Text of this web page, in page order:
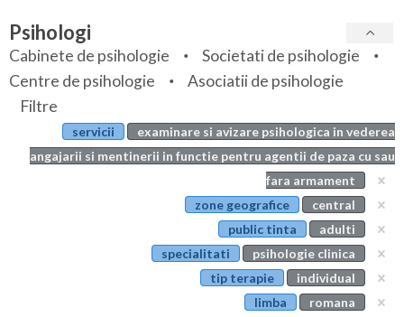
Bihor
Bistrita-Nasaud
Botosani
Braila
Specialitati
Servicii
Articole
Evenimente
Psihologi
Cabinete de psihologie
Societati de psihologie
Centre de psihologie
Asociatii de psihologie
Filtre
servicii
examinare si avizare psihologica in vederea
angajarii si mentinerii in functie pentru agentii de paza cu sau
fara armament
zone geografice
central
public tinta
adulti
specialitati
psihologie clinica
tip terapie
individual
limba
romana